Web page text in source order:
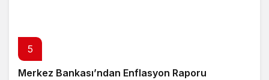
5
Merkez Bankası’ndan Enflasyon Raporu